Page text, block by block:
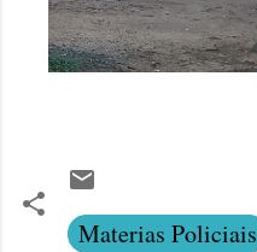
Materias Policiais